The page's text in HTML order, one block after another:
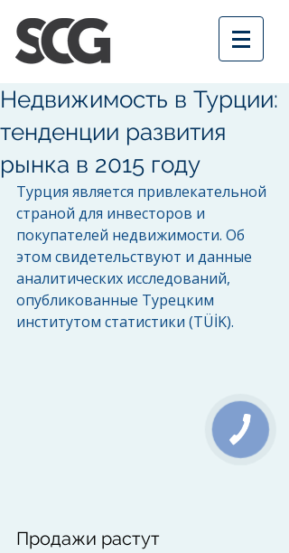
Недвижимость в Турции:
тенденции развития
рынка в 2015 году
Турция является привлекательной
страной для инвесторов и
покупателей недвижимости. Об
этом свидетельствуют и данные
аналитических исследований,
опубликованные Турецким
институтом статистики (TÜİK).
Продажи растут